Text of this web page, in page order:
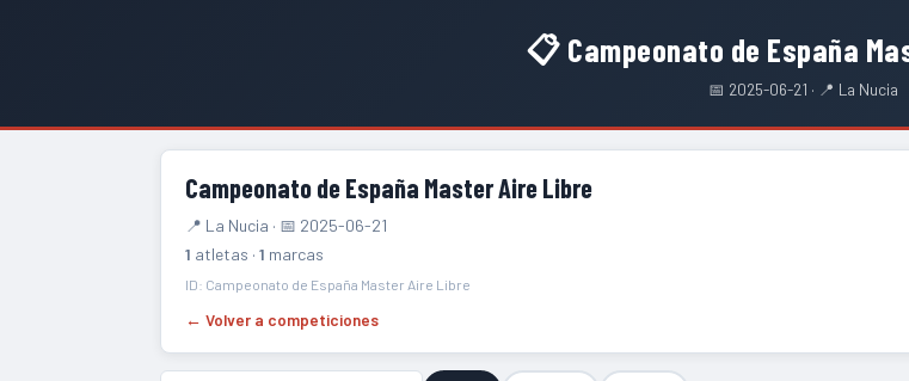
📋 Campeonato de España
📅 2025-06-21 · 📍 La Nucia
Campeonato de España Master Aire Libre
📍 La Nucia · 📅 2025-06-21
1 atletas · 1 marcas
ID: Campeonato de España Master Aire Libre
← Volver a competiciones